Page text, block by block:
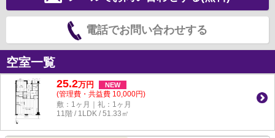
電話でお問い合わせする
空室一覧
25.2万円 NEW
(管理費・共益費 10,000円)
敷：1ヶ月｜礼：1ヶ月
11階 / 1LDK / 51.33㎡